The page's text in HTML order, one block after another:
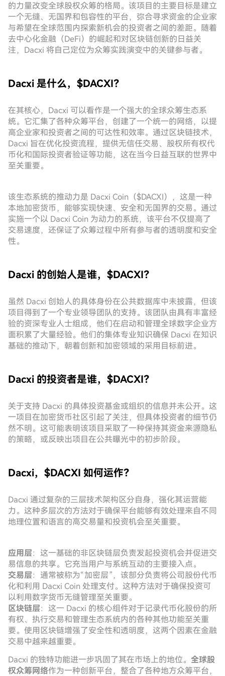
的力量改变全球股权众筹的格局。该项目的主要目标是建立
一个无缝、无国界和包容性的平台，弥合寻求资金的企业家
与希望在全球范围内探索新机会的投资者之间的差距。随着
去中心化金融（DeFi）的崛起和对区块链创新的日益关
注，Dacxi 将自己定位为众筹实践演变中的关键参与者。
Dacxi 是什么，$DACXI？
在其核心，Dacxi 可以看作是一个强大的全球众筹生态系
统。它汇集了各种众筹平台，创建了一个统一的网络，以提
高企业家和投资者之间的可达性和效率。通过区块链技术，
Dacxi 旨在优化投资流程，提供无信任交易、股权所有权代
币化和国际投资者验证等功能，这在当今日益互联的世界中
至关重要。
该生态系统的推动力是 Dacxi Coin（$DACXI），这是一种
本地加密货币，能够实现快速、安全和无国界的交易。通过
实施一个以 Dacxi Coin 为动力的系统，该平台不仅提高了
交易速度，还保证了众筹过程中所有参与者的透明度和安全
性。
Dacxi 的创始人是谁，$DACXI？
虽然 Dacxi 创始人的具体身份在公共数据库中未披露，但该
项目得到了一个专业领导团队的支持。该团队由具有丰富经
验的资深专业人士组成，他们在启动和管理全球数字企业方
面积累了大量经验。他们的集体专业知识确保 Dacxi 在知识
基础的推动下，朝着创新和加密领域的采用目标前进。
Dacxi 的投资者是谁，$DACXI？
关于支持 Dacxi 的具体投资基金或组织的信息并未公开。这
一项目在加密货币社区引起了关注，但具体投资者的细节仍
然不明。这可能表明该项目采取了一种保持其资金来源隐私
的策略，或反映出项目在公共曝光中的初步阶段。
Dacxi，$DACXI 如何运作？
Dacxi 通过复杂的三层技术架构区分自身，强化其运营能
力。这种多层次的方法对于确保平台能够有效处理来自不同
地理位置和语言的高交易量和投资机会至关重要。
应用层：这一基础的非区块链层负责发起投资机会并促进交
易信息的共享。它充当用户与系统互动的主要接入点。
交易层：通常被称为“加密层”，该部分负责将公司股份代币
化和利用 Dacxi Coin 处理支付。这种方法对于确保投资可
以利用数字货币无缝管理至关重要。
区块链层：这一 Dacxi 的核心组件对于记录代币化股份的所
有权、执行交易和管理生态系统内的各种其他功能至关重
要。使用区块链增强了安全性和透明度，这两个因素在金融
交易中越来越重要。
Dacxi 的独特功能进一步巩固了其在市场上的地位。 全球股
权众筹网络作为一种创新平台，整合了各种地方众筹平台，